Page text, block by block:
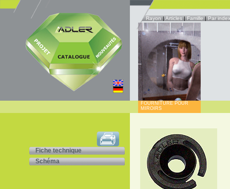
Rayon|Articles|Famille|Par index
Fiche technique
Schéma
FOURNITURE POUR
MIROIRS